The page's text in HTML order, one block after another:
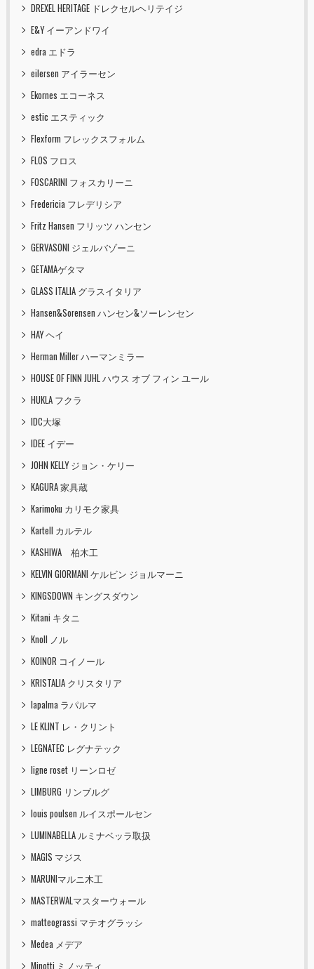
DREXEL HERITAGE ドレクセルヘリテイジ
E&Y イーアンドワイ
edra エドラ
eilersen アイラーセン
Ekornes エコーネス
estic エスティック
Flexform フレックスフォルム
FLOS フロス
FOSCARINI フォスカリーニ
Fredericia フレデリシア
Fritz Hansen フリッツ ハンセン
GERVASONI ジェルバゾーニ
GETAMAゲタマ
GLASS ITALIA グラスイタリア
Hansen&Sorensen ハンセン&ソーレンセン
HAY ヘイ
Herman Miller ハーマンミラー
HOUSE OF FINN JUHL ハウス オブ フィン ユール
HUKLA フクラ
IDC大塚
IDEE イデー
JOHN KELLY ジョン・ケリー
KAGURA 家具蔵
Karimoku カリモク家具
Kartell カルテル
KASHIWA 柏木工
KELVIN GIORMANI ケルビン ジョルマーニ
KINGSDOWN キングスダウン
Kitani キタニ
Knoll ノル
KOINOR コイノール
KRISTALIA クリスタリア
lapalma ラパルマ
LE KLINT レ・クリント
LEGNATEC レグナテック
ligne roset リーンロゼ
LIMBURG リンブルグ
louis poulsen ルイスポールセン
LUMINABELLA ルミナベッラ取扱
MAGIS マジス
MARUNIマルニ木工
MASTERWALマスターウォール
matteograssi マテオグラッシ
Medea メデア
Minotti ミノッティ